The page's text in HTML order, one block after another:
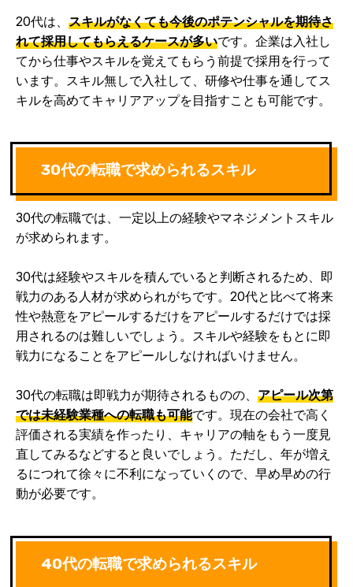
20代は、 スキルがなくても今後のポテンシャルを期待さ
れて採用してもらえるケースが多いです。企業は入社し
てから仕事やスキルを覚えてもらう前提で採用を行って
います。スキル無しで入社して、研修や仕事を通してス
キルを高めてキャリアアップを目指すことも可能です。
30代の転職で求められるスキル
30代の転職では、一定以上の経験やマネジメントスキル
が求められます。
30代は経験やスキルを積んでいると判断されるため、即
戦力のある人材が求められがちです。20代と比べて将来
性や熱意をアピールするだけをアピールするだけでは採
用されるのは難しいでしょう。スキルや経験をもとに即
戦力になることをアピールしなければいけません。
30代の転職は即戦力が期待されるものの、 アピール次第
では未経験業種への転職も可能です。現在の会社で高く
評価される実績を作ったり、キャリアの軸をもう一度見
直してみるなどすると良いでしょう。ただし、年が増え
るにつれて徐々に不利になっていくので、早め早めの行
動が必要です。
40代の転職で求められるスキル